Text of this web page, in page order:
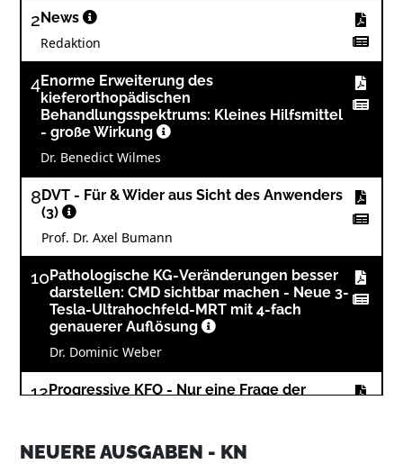
2 News
Redaktion
4Enorme Erweiterung des
kieferorthopädischen
Behandlungsspektrums: Kleines Hilfsmittel
- große Wirkung
Dr. Benedict Wilmes
8 DVT - Für & Wider aus Sicht des Anwenders
(3)
Prof. Dr. Axel Bumann
10Pathologische KG-Veränderungen besser
darstellen: CMD sichtbar machen - Neue 3-
Tesla-Ultrahochfeld-MRT mit 4-fach
genauerer Auflösung
Dr. Dominic Weber
12Progressive KFO - Nur eine Frage der
Jörg A. Lisson
NEUERE AUSGABEN - KN